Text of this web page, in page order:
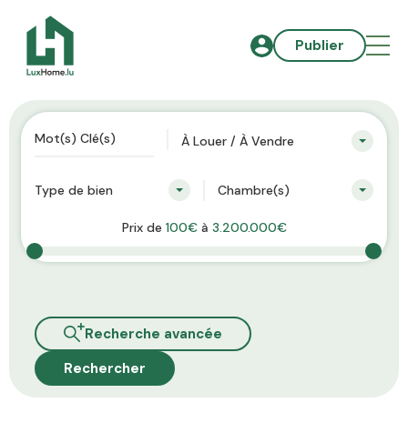
Publier
À Louer / À Vendre
Type de bien Chambre(s)
Prix de 100€à 3.200.000€
Recherche avancée
Rechercher